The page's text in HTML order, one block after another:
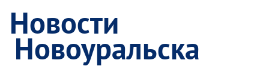
Новости
Новоуральска